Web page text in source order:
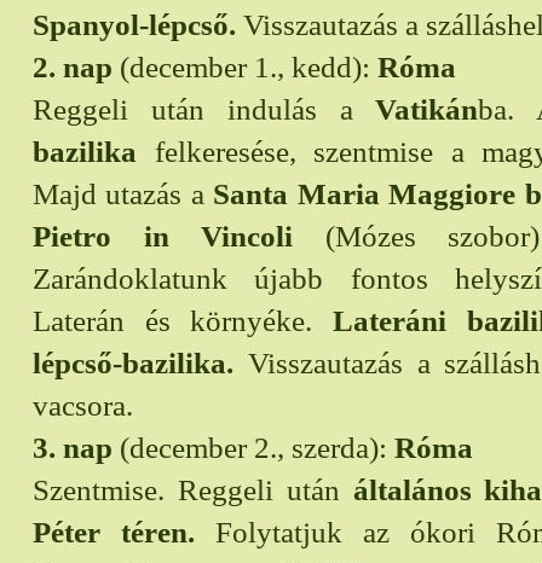
Spanyol-lépcső. Visszautazás a
2. nap (december 1., kedd): Róma
Reggeli után indulás aVatikán
bazilika felkeresése, szentmise a
Majd utazás a Santa Maria Maggiore
Pietro in Vincoli (Mózes szobor)
Zarándoklatunk újabb fontos
Laterán és környéke.Lateráni
lépcső-bazilika. Visszautazás a
vacsora.
3. nap (december 2., szerda): Róma
Szentmise. Reggeli után általános
Péter téren. Folytatjuk az ókori